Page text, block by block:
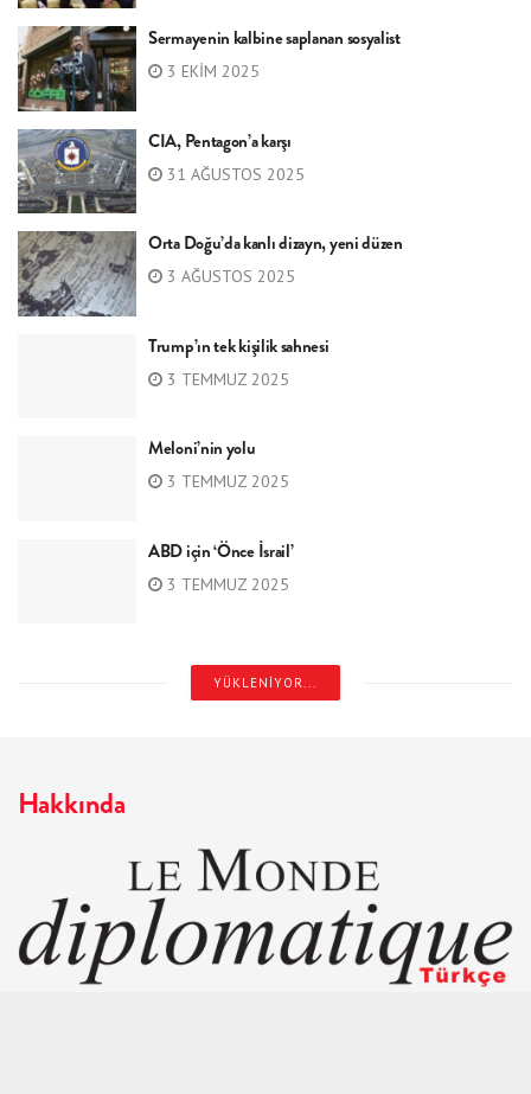
Sermayenin kalbine saplanan sosyalist
3 EKIM 2025
CIA, Pentagon’a karşı
31 AĞUSTOS 2025
Orta Doğu’da kanlı dizayn, yeni düzen
3 AĞUSTOS 2025
Trump’ın tek kişilik sahnesi
3 TEMMUZ 2025
Meloni’nin yolu
3 TEMMUZ 2025
ABD için ‘Önce İsrail’
3 TEMMUZ 2025
YÜKLENIYOR...
Hakkında